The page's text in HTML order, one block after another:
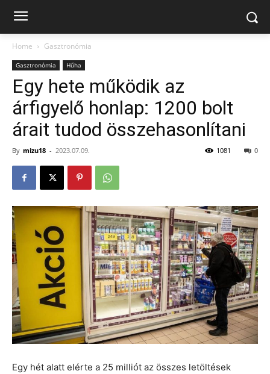
Home Gasztronómia
Gasztronómia Hűha
Egy hete működik az
árfigyelő honlap: 1200 bolt
árait tudod összehasonlítani
By mizu18 - 2023.07.09. 0
1081
Egy hét alatt elérte a 25 milliót az összes letöltések